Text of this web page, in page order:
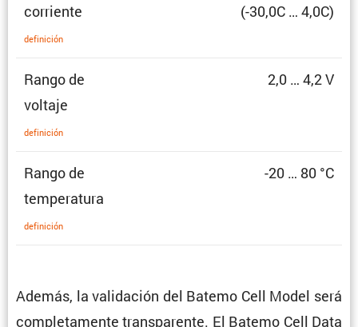
corriente
defini­ción
(-30,0C … 4,0C)
Rango de
voltaje
defini­ción
2,0 … 4,2 V
Rango de
temperatura
defini­ción
-20 … 80 °C
Además, la valida­ción del Batemo Cell Model será
comple­ta­mente trans­pa­rente. El Batemo Cell Data